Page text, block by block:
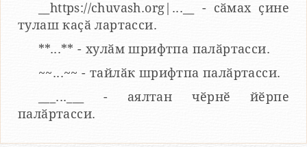
__https://chuvash.org|...__ - сӑмах ҫине
тулаш каҫӑ лартасси.
**...** - хулӑм шрифтпа палӑртасси.
~~...~~ - тайлӑк шрифтпа палӑртасси.
___...___ - аялтан чӗрнӗ йӗрпе
палӑртасси.